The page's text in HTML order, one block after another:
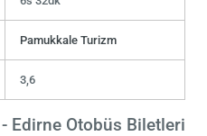
Pamukkale Turizm
3,6
Edirne Otobüs Biletleri